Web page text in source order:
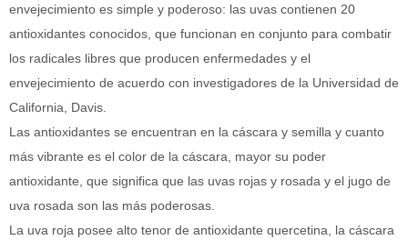
envejecimiento es simple y poderoso: las uvas contienen 20
antioxidantes conocidos, que funcionan en conjunto para combatir
los radicales libres que producen enfermedades y el
envejecimiento de acuerdo con investigadores de la Universidad de
California, Davis.
Las antioxidantes se encuentran en la cáscara y semilla y cuanto
más vibrante es el color de la cáscara, mayor su poder
antioxidante, que significa que las uvas rojas y rosada y el jugo de
uva rosada son las más poderosas.
La uva roja posee alto tenor de antioxidante quercetina, la cáscara